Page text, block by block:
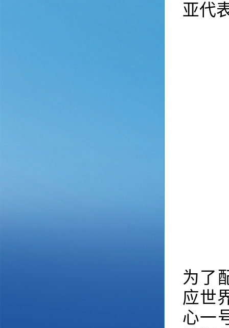
亚代
为了
应世
心一